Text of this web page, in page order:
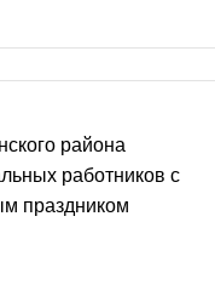
района
работников с
праздником